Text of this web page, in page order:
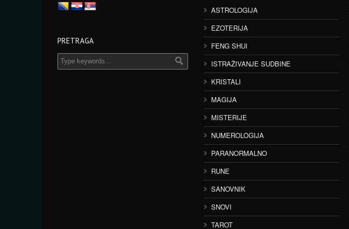
PRETRAGA
ASTROLOGIJA
EZOTERIJA
FENG SHUI
ISTRAŽIVANJE SUDBINE
KRISTALI
MAGIJA
MISTERIJE
NUMEROLOGIJA
PARANORMALNO
RUNE
SANOVNIK
SNOVI
TAROT